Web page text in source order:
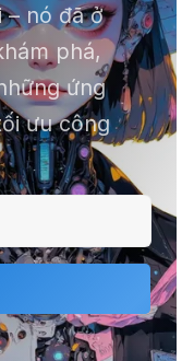
tóm tắt hàng
bản thành
kế logo
5 phút
– nó đã ở
phá,
ứng
ưu công